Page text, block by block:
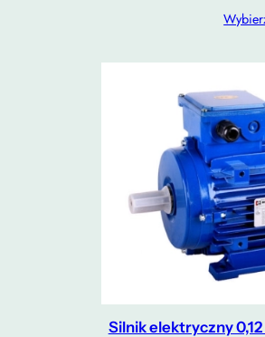
Silnik elektryczny